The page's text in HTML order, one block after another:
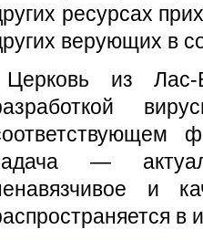
ресурсах
верующих в
Церковь из Лас-
—
и
в